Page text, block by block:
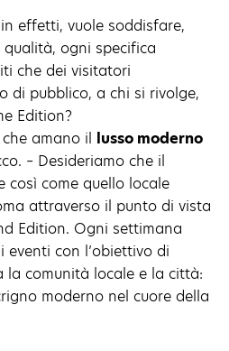
effetti, vuole soddisfare,
ogni specifica
che dei visitatori
di pubblico, a chi si rivolge,
Edition?
amano il lusso moderno
– Desideriamo che il
così come quello locale
attraverso il punto di vista
Edition. Ogni settimana
eventi con l’obiettivo di
comunità locale e la città:
moderno nel cuore della